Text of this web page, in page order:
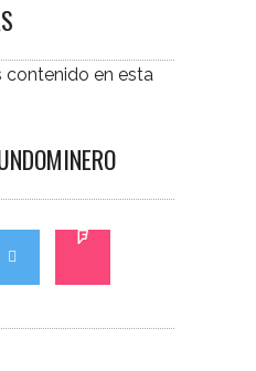
contenido en esta